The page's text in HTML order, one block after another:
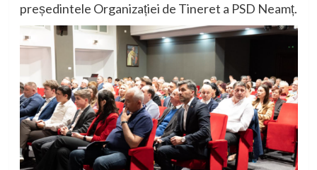
președintele Organizației de Tineret a PSD Neamț.